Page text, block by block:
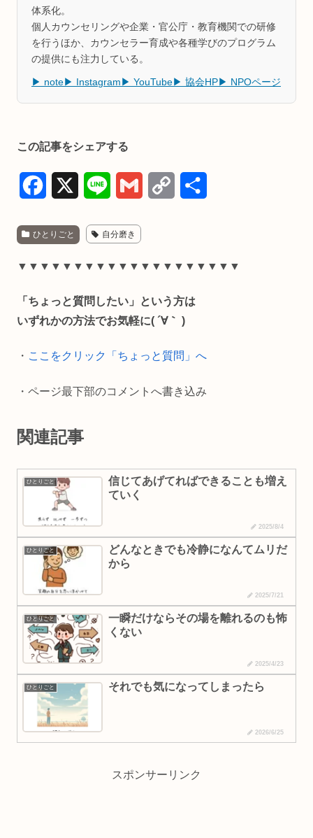
体系化。
個人カウンセリングや企業・官公庁・教育機関での研修
を行うほか、カウンセラー育成や各種学びのプログラム
の提供にも注力している。
▶ note▶ Instagram ▶ YouTube▶ 協会HP▶ NPOページ
この記事をシェアする
c
e
o
n
e i y
i
ひとりごと 自分磨き
▼▼▼▼▼▼▼▼▼▼▼▼▼▼▼▼▼▼▼▼
「ちょっと質問したい」という方は
いずれかの方法でお気軽に( ´∀｀ )
・ ここをクリック「ちょっと質問」へ
・ページ最下部のコメントへ書き込み
関連記事
ひとりごと
信じてあげてればできることも増え
ていく
2025/8/4
ひとりごと
どんなときでも冷静になんてムリだ
から
2025/7/21
ひとりごと
一瞬だけならその場を離れるのも怖
くない
2025/4/23
ひとりごと それでも気になってしまったら
2026/6/25
スポンサーリンク